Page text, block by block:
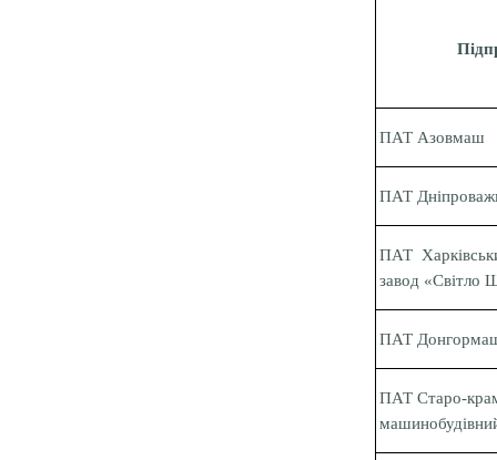
ПАТ Азовмаш
ПАТ
ПАТ
завод «Світло
ПАТ
ПАТ Старо-